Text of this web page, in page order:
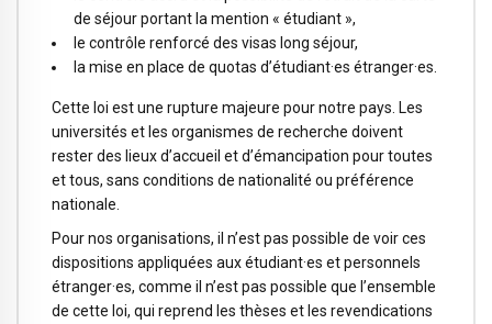
de séjour portant la mention « étudiant »,
le contrôle renforcé des visas long séjour,
la mise en place de quotas d’étudiant·es étranger·es.
Cette loi est une rupture majeure pour notre pays. Les
universités et les organismes de recherche doivent
rester des lieux d’accueil et d’émancipation pour toutes
et tous, sans conditions de nationalité ou préférence
nationale.
Pour nos organisations, il n’est pas possible de voir ces
dispositions appliquées aux étudiant·es et personnels
étranger·es, comme il n’est pas possible que l’ensemble
de cette loi, qui reprend les thèses et les revendications